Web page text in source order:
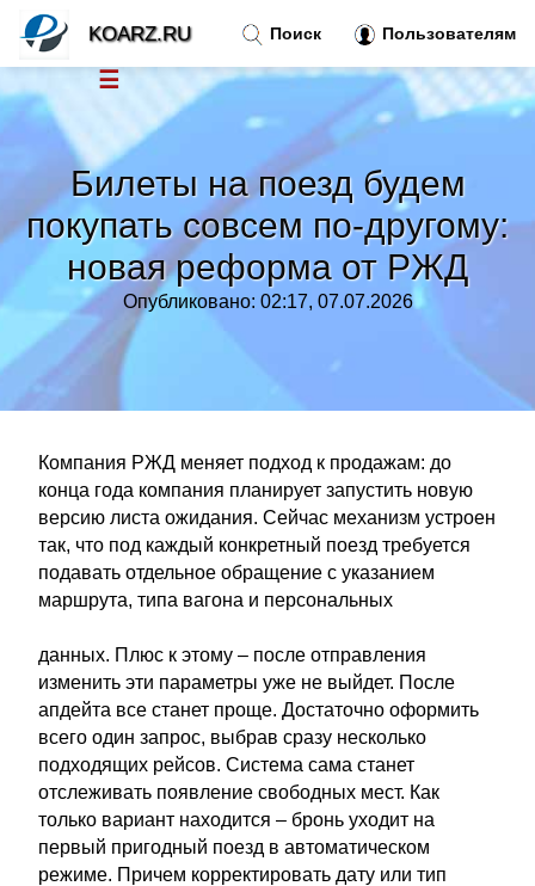
Билеты на поезд будем
покупать совсем по-другому:
новая реформа от РЖД
Опубликовано: 02:17, 07.07.2026
Компания РЖД меняет подход к продажам: до
конца года компания планирует запустить новую
версию листа ожидания. Сейчас механизм устроен
так, что под каждый конкретный поезд требуется
подавать отдельное обращение с указанием
маршрута, типа вагона и персональных
данных. Плюс к этому – после отправления
изменить эти параметры уже не выйдет. После
апдейта все станет проще. Достаточно оформить
всего один запрос, выбрав сразу несколько
подходящих рейсов. Система сама станет
отслеживать появление свободных мест. Как
только вариант находится – бронь уходит на
первый пригодный поезд в автоматическом
режиме. Причем корректировать дату или тип
Поиск Пользователям
KOARZ.RU
☰
Новости
Тренды новостей
Рубрики»
Правила »
Контакт»